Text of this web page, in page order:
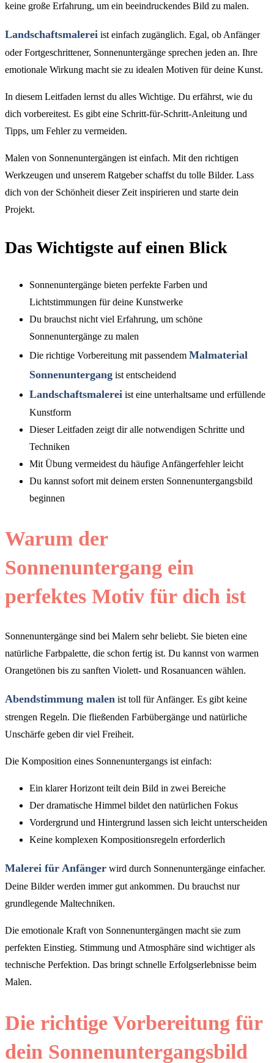
keine große Erfahrung, um ein beeindruckendes Bild zu malen.
Landschaftsmalerei ist einfach zugänglich. Egal, ob Anfänger
oder Fortgeschrittener, Sonnenuntergänge sprechen jeden an. Ihre
emotionale Wirkung macht sie zu idealen Motiven für deine Kunst.
In diesem Leitfaden lernst du alles Wichtige. Du erfährst, wie du
dich vorbereitest. Es gibt eine Schritt-für-Schritt-Anleitung und
Tipps, um Fehler zu vermeiden.
Malen von Sonnenuntergängen ist einfach. Mit den richtigen
Werkzeugen und unserem Ratgeber schaffst du tolle Bilder. Lass
dich von der Schönheit dieser Zeit inspirieren und starte dein
Projekt.
Das Wichtigste auf einen Blick
Sonnenuntergänge bieten perfekte Farben und
Lichtstimmungen für deine Kunstwerke
Du brauchst nicht viel Erfahrung, um schöne
Sonnenuntergänge zu malen
Die richtige Vorbereitung mit passendem Malmaterial
Sonnenuntergang ist entscheidend
Landschaftsmalerei ist eine unterhaltsame und erfüllende
Kunstform
Dieser Leitfaden zeigt dir alle notwendigen Schritte und
Techniken
Mit Übung vermeidest du häufige Anfängerfehler leicht
Du kannst sofort mit deinem ersten Sonnenuntergangsbild
beginnen
Warum der
Sonnenuntergang ein
perfektes Motiv für dich ist
Sonnenuntergänge sind bei Malern sehr beliebt. Sie bieten eine
natürliche Farbpalette, die schon fertig ist. Du kannst von warmen
Orangetönen bis zu sanften Violett- und Rosanuancen wählen.
Abendstimmung malen ist toll für Anfänger. Es gibt keine
strengen Regeln. Die fließenden Farbübergänge und natürliche
Unschärfe geben dir viel Freiheit.
Die Komposition eines Sonnenuntergangs ist einfach:
Ein klarer Horizont teilt dein Bild in zwei Bereiche
Der dramatische Himmel bildet den natürlichen Fokus
Vordergrund und Hintergrund lassen sich leicht unterscheiden
Keine komplexen Kompositionsregeln erforderlich
Malerei für Anfänger wird durch Sonnenuntergänge einfacher.
Deine Bilder werden immer gut ankommen. Du brauchst nur
grundlegende Maltechniken.
Die emotionale Kraft von Sonnenuntergängen macht sie zum
perfekten Einstieg. Stimmung und Atmosphäre sind wichtiger als
technische Perfektion. Das bringt schnelle Erfolgserlebnisse beim
Malen.
Die richtige Vorbereitung für
dein Sonnenuntergangsbild